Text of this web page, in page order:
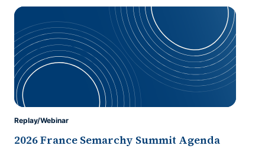
Replay/Webinar
2026 France Semarchy Summit Agenda